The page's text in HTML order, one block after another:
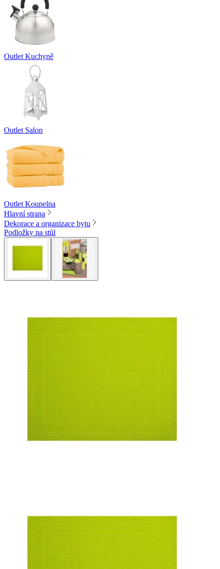
Outlet Kuchyně
Outlet Salon
Outlet Koupelna
Hlavní strana
Dekorace a organizace bytu
Podložky na stůl